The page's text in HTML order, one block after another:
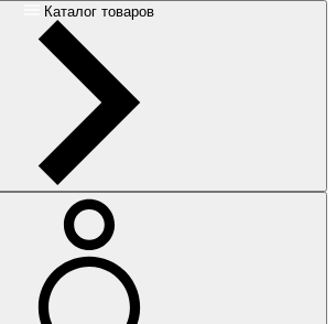
Каталог товаров